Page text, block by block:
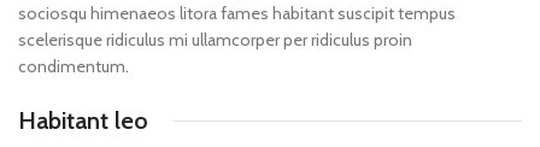
sociosqu himenaeos litora fames habitant suscipit tempus
scelerisque ridiculus mi ullamcorper per ridiculus proin
condimentum.
Habitant leo